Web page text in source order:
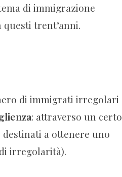
di immigrazione
trent’anni.
di immigrati irregolari
: attraverso un certo
a ottenere uno
irregolarità).